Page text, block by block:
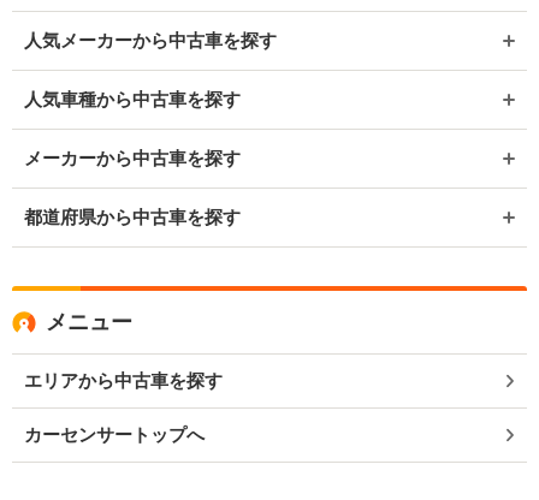
人気メーカーから中古車を探す
人気車種から中古車を探す
メーカーから中古車を探す
都道府県から中古車を探す
メニュー
エリアから中古車を探す
カーセンサートップへ